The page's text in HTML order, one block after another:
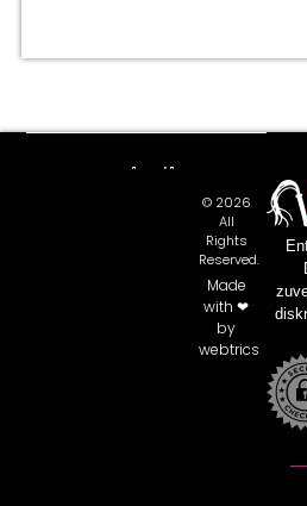
© 2026
All
Rights
Reserved.
Made
with ❤
by
webtrics